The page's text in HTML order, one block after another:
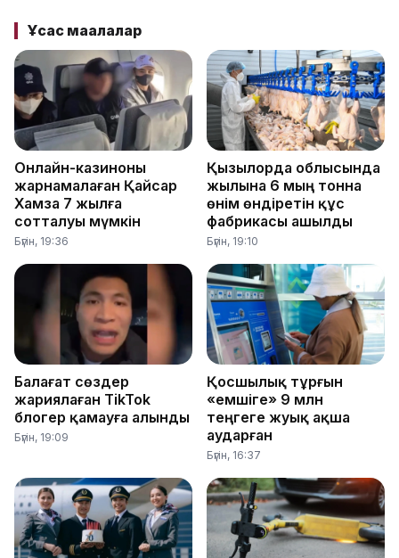
Ұқсас мақалалар
Онлайн-казиноны
жарнамалаған Қайсар
Хамза 7 жылға
сотталуы мүмкін
Бүгін, 19:36
Қызылорда облысында
жылына 6 мың тонна
өнім өндіретін құс
фабрикасы ашылды
Бүгін, 19:10
Балағат сөздер
жариялаған TikTok
блогер қамауға алынды
Бүгін, 19:09
Қосшылық тұрғын
«емшіге» 9 млн
теңгеге жуық ақша
аударған
Бүгін, 16:37